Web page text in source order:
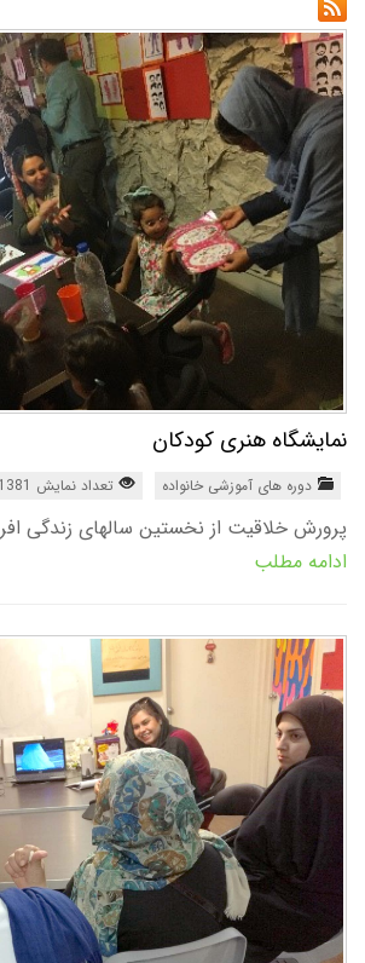
نمایشگاه هنری کودکان
دوره های آموزشی خانواده تعداد نمایش 1381
پرورش خلاقیت از نخستین سالهای زندگی
ادامه مطلب